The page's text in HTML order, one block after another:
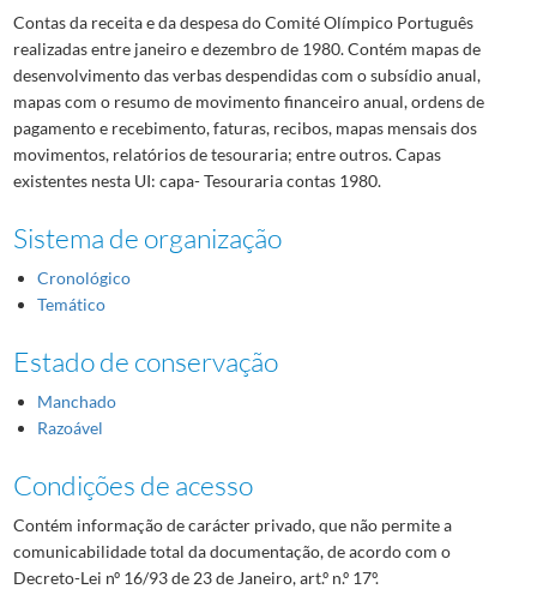
Contas da receita e da despesa do Comité Olímpico Português
realizadas entre janeiro e dezembro de 1980. Contém mapas de
desenvolvimento das verbas despendidas com o subsídio anual,
mapas com o resumo de movimento financeiro anual, ordens de
pagamento e recebimento, faturas, recibos, mapas mensais dos
movimentos, relatórios de tesouraria; entre outros. Capas
existentes nesta UI: capa- Tesouraria contas 1980.
Sistema de organização
Cronológico
Temático
Estado de conservação
Manchado
Razoável
Condições de acesso
Contém informação de carácter privado, que não permite a
comunicabilidade total da documentação, de acordo com o
Decreto-Lei nº 16/93 de 23 de Janeiro, art.º n.º 17º.